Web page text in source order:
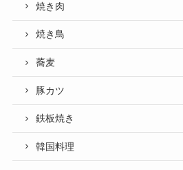
焼き肉
焼き鳥
蕎麦
豚カツ
鉄板焼き
韓国料理